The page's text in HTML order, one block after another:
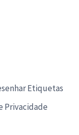
Etiquetas
Privacidade